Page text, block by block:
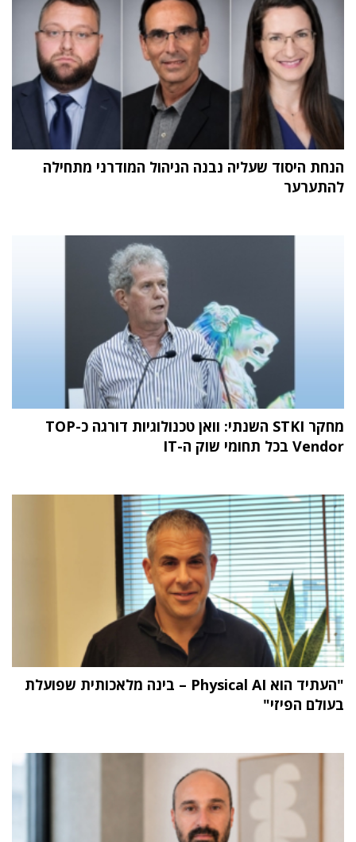
הנחת היסוד שעליה נבנה הניהול המודרני מתחילה
להתערער
מחקר STKI השנתי: וואן טכנולוגיות דורגה כ-TOP
Vendor בכל תחומי שוק ה-IT
"העתיד הוא Physical AI – בינה מלאכותית שפועלת
בעולם הפיזי"